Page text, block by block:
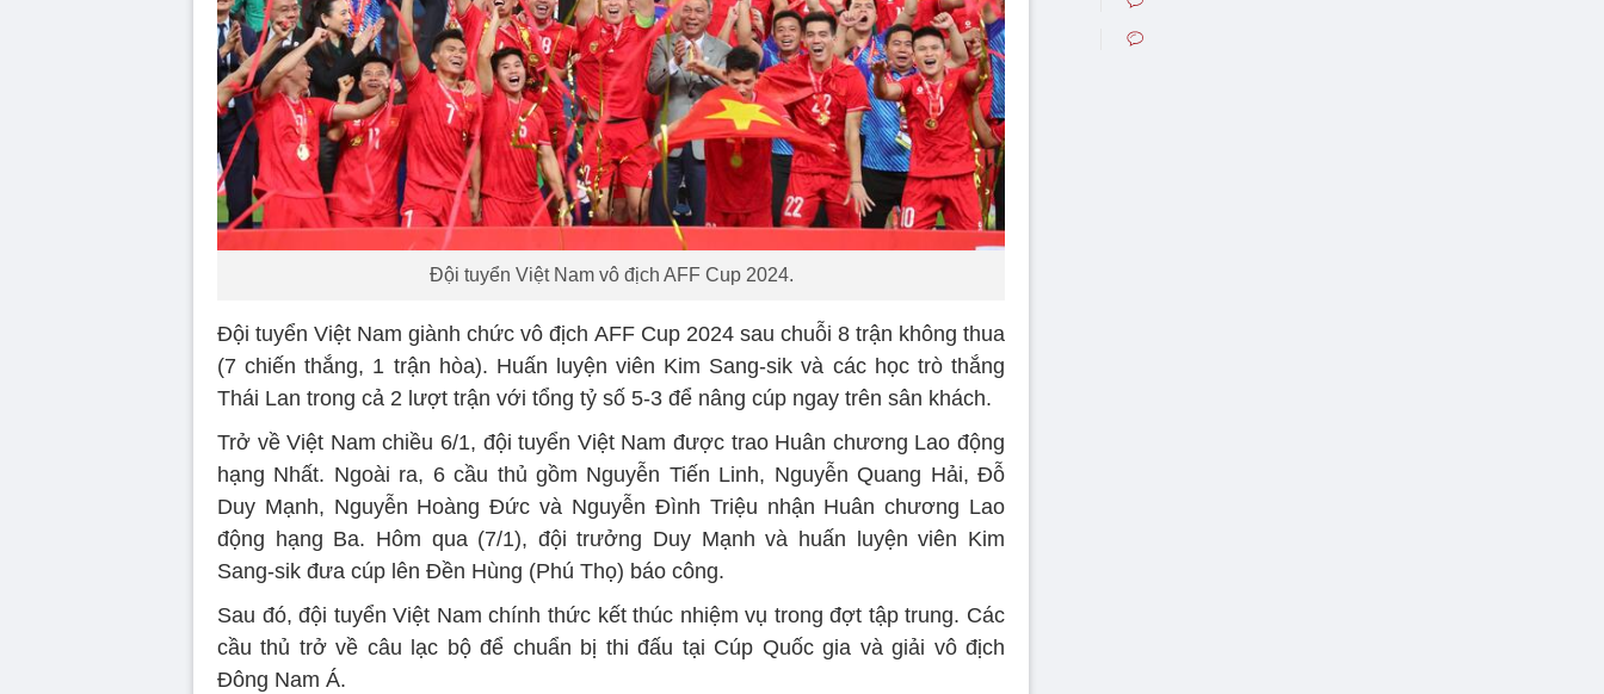
Đội tuyển Việt Nam vô địch AFF Cup 2024.
Đội tuyển Việt Nam giành chức vô địch AFF Cup 2024 sau chuỗi 8 trận không thua
(7 chiến thắng, 1 trận hòa). Huấn luyện viên Kim Sang-sik và các học trò thắng
Thái Lan trong cả 2 lượt trận với tổng tỷ số 5-3 để nâng cúp ngay trên sân khách.
Trở về Việt Nam chiều 6/1, đội tuyển Việt Nam được trao Huân chương Lao động
hạng Nhất. Ngoài ra, 6 cầu thủ gồm Nguyễn Tiến Linh, Nguyễn Quang Hải, Đỗ
Duy Mạnh, Nguyễn Hoàng Đức và Nguyễn Đình Triệu nhận Huân chương Lao
động hạng Ba. Hôm qua (7/1), đội trưởng Duy Mạnh và huấn luyện viên Kim
Sang-sik đưa cúp lên Đền Hùng (Phú Thọ) báo công.
Sau đó, đội tuyển Việt Nam chính thức kết thúc nhiệm vụ trong đợt tập trung. Các
cầu thủ trở về câu lạc bộ để chuẩn bị thi đấu tại Cúp Quốc gia và giải vô địch
Đông Nam Á.